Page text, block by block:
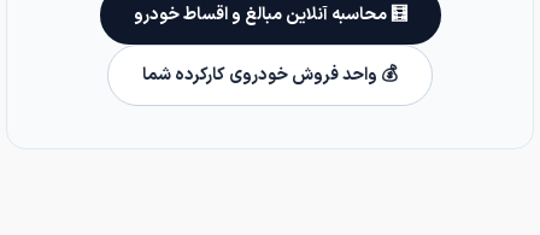
🧮 محاسبه آنلاین مبالغ و اقساط خودرو
💰 واحد فروش خودروی کارکرده شما